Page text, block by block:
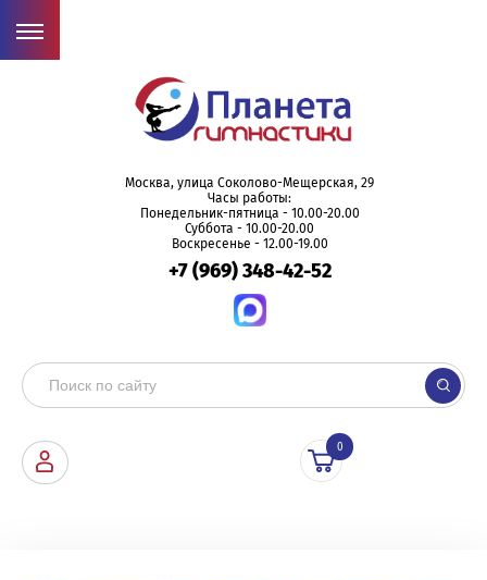
Москва, улица Соколово-Мещерская, 29
Часы работы:
Понедельник-пятница - 10.00-20.00
Суббота - 10.00-20.00
Воскресенье - 12.00-19.00
+7 (969) 348-42-52
0